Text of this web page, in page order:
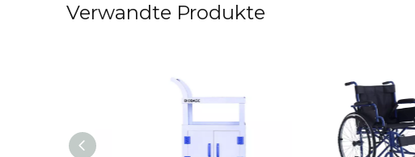
Verwandte Produkte